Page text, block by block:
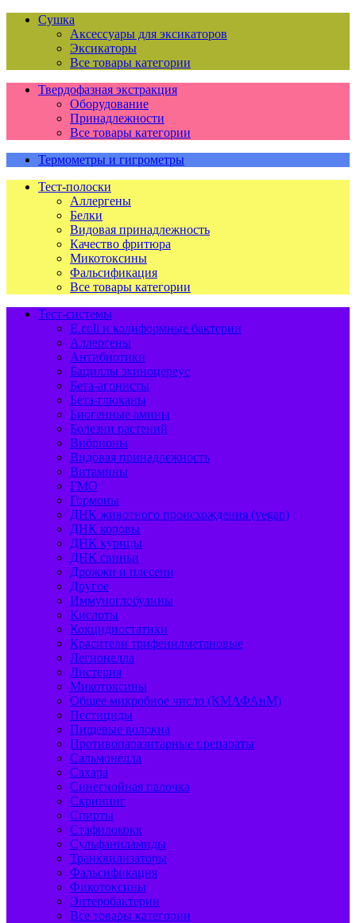
Сушка
Аксессуары для эксикаторов
Эксикаторы
Все товары категории
Твердофазная экстракция
Оборудование
Принадлежности
Все товары категории
Термометры и гигрометры
Тест-полоски
Аллергены
Белки
Видовая принадлежность
Качество фритюра
Микотоксины
Фальсификация
Все товары категории
Тест-системы
E.coli и колиформные бактерии
Аллергены
Антибиотики
Бациллы эхиноцереус
Бета-агонисты
Бета-глюканы
Биогенные амины
Болезни растений
Вибрионы
Видовая принадлежность
Витамины
ГМО
Гормоны
ДНК животного происхождения (vegan)
ДНК коровы
ДНК курицы
ДНК свиньи
Дрожжи и плесени
Другое
Иммуноглобулины
Кислоты
Кокцидиостатики
Красители трифенилметановые
Легионелла
Листерия
Микотоксины
Общее микробное число (КМАФАнМ)
Пестициды
Пищевые волокна
Противопаразитарные препараты
Сальмонелла
Сахара
Синегнойная палочка
Скрининг
Спирты
Стафилококк
Сульфаниламиды
Транквилизаторы
Фальсификация
Фикотоксины
Энтеробактерии
Все товары категории